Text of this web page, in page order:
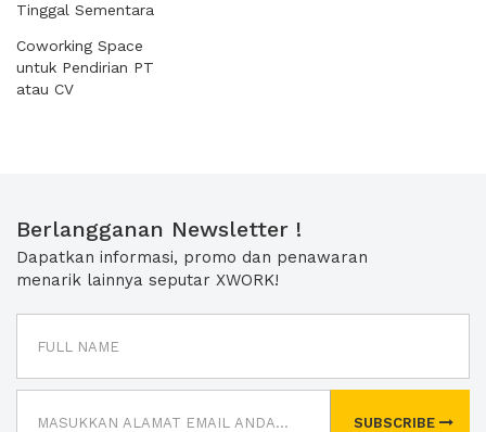
Tinggal Sementara
Coworking Space
untuk Pendirian PT
atau CV
Berlangganan Newsletter !
Dapatkan informasi, promo dan penawaran
menarik lainnya seputar XWORK!
SUBSCRIBE